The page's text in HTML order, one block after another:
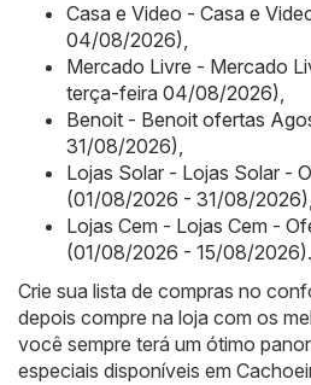
Casa e Video - Casa e
04/08/2026),
Mercado Livre - Mercado
terça-feira 04/08/2026),
Benoit - Benoit ofertas
31/08/2026),
Lojas Solar - Lojas Solar -
(01/08/2026 - 31/08/2026),
Lojas Cem - Lojas Cem -
(01/08/2026 - 15/08/2026).
Crie sua lista de compras no
depois compre na loja com os
você sempre terá um ótimo
especiais disponíveis em